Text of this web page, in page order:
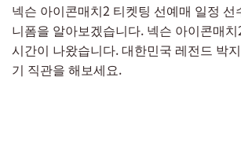
넥슨 아이콘매치2 티켓팅 선예매 일정 선
니폼을 알아보겠습니다. 넥슨 아이콘매
시간이 나왔습니다. 대한민국 레전드 박
기 직관을 해보세요.